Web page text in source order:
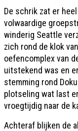
De schrik zat er
volwaardige
winderig Seattle
zich rond de klok
oefencomplex van
uitstekend was en
stemming rond
plotseling wat last
vroegtijdig naar de
Achteraf blijken de